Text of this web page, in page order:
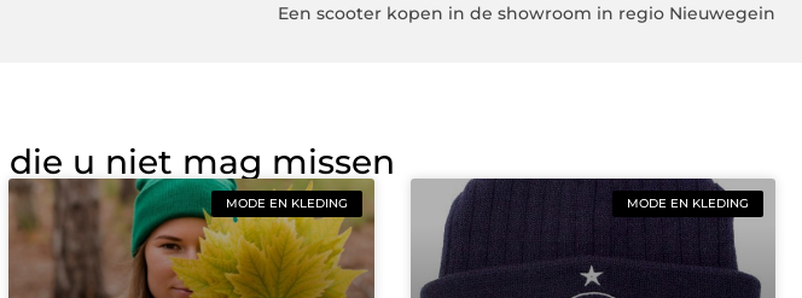
Een scooter kopen in de showroom in regio Nieuwegein
die u niet mag missen
MODE EN KLEDING MODE EN KLEDING